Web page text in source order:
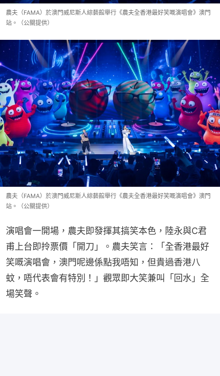
農夫（FAMA）於澳門威尼斯人綜藝館舉行《農夫全香港最好笑嘅演唱會》澳門
站。（公關提供）
農夫（FAMA）於澳門威尼斯人綜藝館舉行《農夫全香港最好笑嘅演唱會》澳門
站。（公關提供）
演唱會一開場，農夫即發揮其搞笑本色，陸永與C君
甫上台即拎票價「開刀」。農夫笑言：「全香港最好
笑嘅演唱會，澳門呢邊係點我唔知，但貴過香港八
蚊，唔代表會有特別！」觀眾即大笑兼叫「回水」全
場笑聲。